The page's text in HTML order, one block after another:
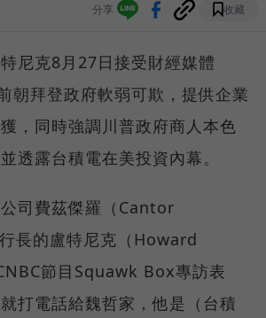
分享 收藏
尼克8月27日接受財經媒體
朝拜登政府軟弱可欺，提供企業
，同時強調川普政府商人本色
透露台積電在美投資內幕。
司費茲傑羅（Cantor
長的盧特尼克（Howard
節目Squawk Box專訪表
打電話給魏哲家，他是（台積